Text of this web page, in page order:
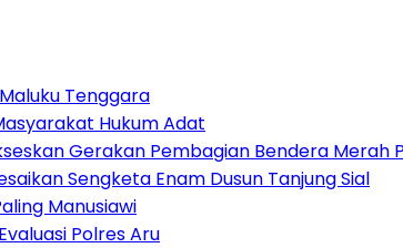
Tenggara
Hukum Adat
Gerakan Pembagian Bendera Merah
Sengketa Enam Dusun Tanjung Sial
Manusiawi
Polres Aru